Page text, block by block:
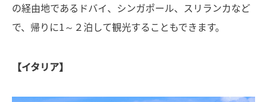
の経由地であるドバイ、シンガポール、スリランカなど
で、帰りに1～２泊して観光することもできます。
【イタリア】